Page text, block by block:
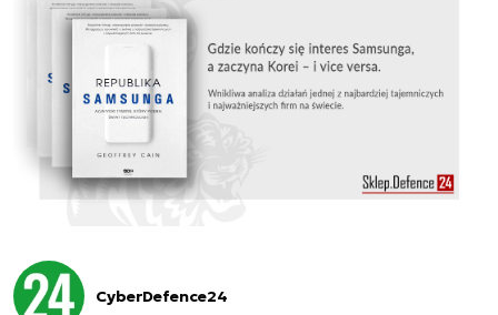
CyberDefence24